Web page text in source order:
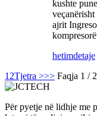
kushte
veçanërisht
ajrit
hetimdetaje
1 2Tjetra >>> Faqja 1 / 2
Për pyetje në lidhje me